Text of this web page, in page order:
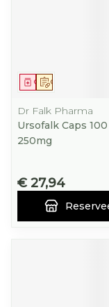
Op voorschrift
Geneesmiddel
Dr Falk Pharma
Ursofalk Caps 100
250mg
€ 27,94